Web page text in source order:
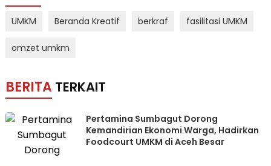
UMKM Beranda Kreatif berkraf fasilitasi UMKM
omzet umkm
BERITA TERKAIT
Pertamina Sumbagut Dorong
Kemandirian Ekonomi Warga, Hadirkan
Foodcourt UMKM di Aceh Besar